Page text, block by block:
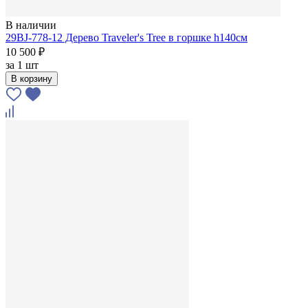
В наличии
29BJ-778-12 Дерево Traveler's Tree в горшке h140см
10 500 ₽
за 1 шт
В корзину